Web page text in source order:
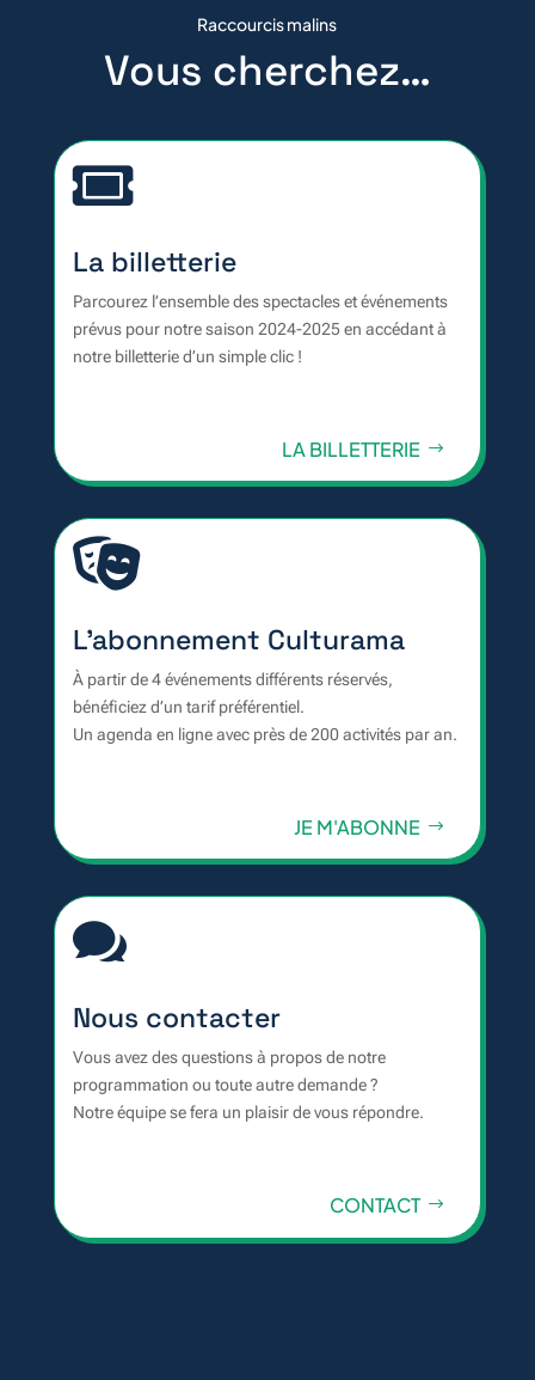
Raccourcis malins
Vous cherchez…

La billetterie
Parcourez l’ensemble des spectacles et événements
prévus pour notre saison 2024-2025 en accédant à
notre billetterie d’un simple clic !
LA BILLETTERIE

L'abonnement Culturama
À partir de 4 événements différents réservés,
bénéficiez d’un tarif préférentiel.
Un agenda en ligne avec près de 200 activités par an.
JE M'ABONNE

Nous contacter
Vous avez des questions à propos de notre
programmation ou toute autre demande ?
Notre équipe se fera un plaisir de vous répondre.
CONTACT